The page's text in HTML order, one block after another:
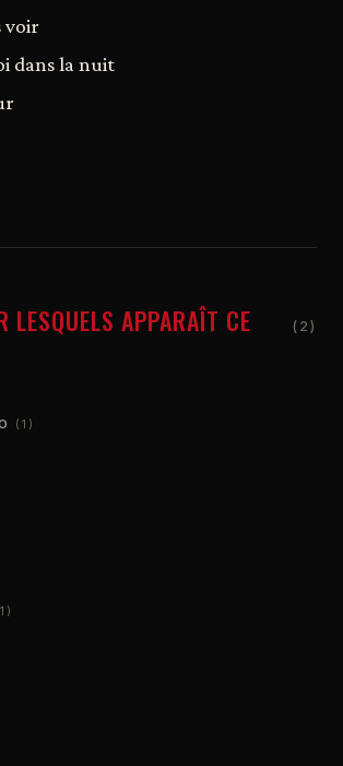
voir
dans la nuit
LESQUELS APPARAÎT CE
(2)
(1)